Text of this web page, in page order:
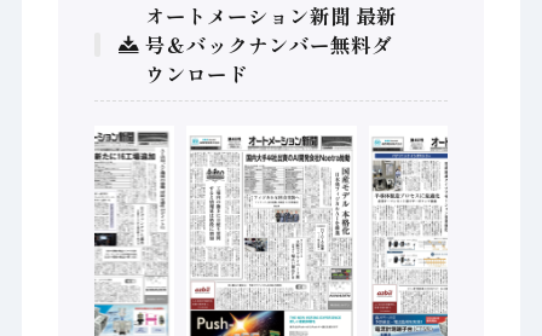
オートメーション新聞 最新
号＆バックナンバー無料ダ
ウンロード